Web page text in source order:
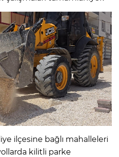
ilçesine bağlı mahalleleri
kilitli parke